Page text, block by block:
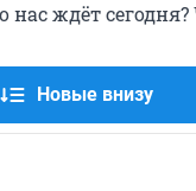
нас ждёт
Новые внизу